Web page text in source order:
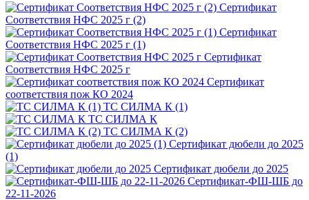
Сертификат
Соответствия НФС 2025 г (2)
Сертификат
Соответствия НФС 2025 г (1)
Сертификат
Соответствия НФС 2025 г
Сертификат
соответствия пож КО 2024
ТС СИЛМА К (1)
ТС СИЛМА К
ТС СИЛМА К (2)
Сертификат дюбели до 2025
(1)
Сертификат дюбели до 2025
Сертификат-ФШ-ШБ до
22-11-2026